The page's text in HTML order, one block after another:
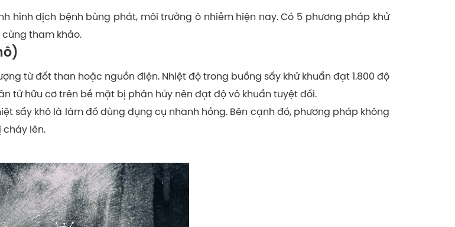
hình dịch bệnh bùng phát, môi trường ô nhiễm hiện nay. Có 5 phương pháp khử
tham khảo.
từ đốt than hoặc nguồn điện. Nhiệt độ trong buồng sấy khử khuẩn đạt 1.800 độ
tử hữu cơ trên bề mặt bị phân hủy nên đạt độ vô khuẩn tuyệt đối.
sấy khô là làm đồ dùng dụng cụ nhanh hỏng. Bên cạnh đó, phương pháp không
cháy lên.